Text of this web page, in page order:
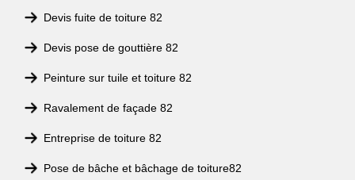
Devis fuite de toiture 82
Devis pose de gouttière 82
Peinture sur tuile et toiture 82
Ravalement de façade 82
Entreprise de toiture 82
Pose de bâche et bâchage de toiture82